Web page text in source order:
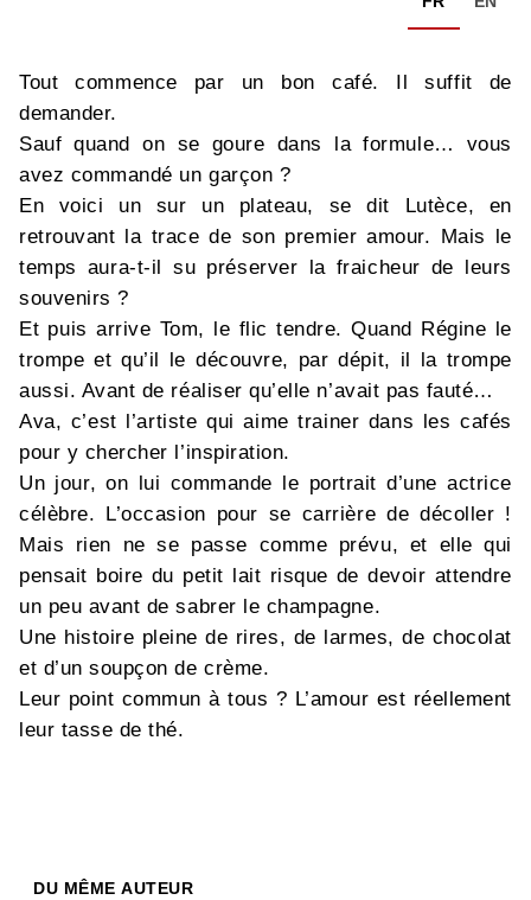
Tout commence par un bon café. Il suffit de
demander.
Sauf quand on se goure dans la formule… vous
avez commandé un garçon ?
En voici un sur un plateau, se dit Lutèce, en
retrouvant la trace de son premier amour. Mais le
temps aura-t-il su préserver la fraicheur de leurs
souvenirs ?
Et puis arrive Tom, le flic tendre. Quand Régine le
trompe et qu’il le découvre, par dépit, il la trompe
aussi. Avant de réaliser qu’elle n’avait pas fauté…
Ava, c’est l’artiste qui aime trainer dans les cafés
pour y chercher l’inspiration.
Un jour, on lui commande le portrait d’une actrice
célèbre. L’occasion pour se carrière de décoller !
Mais rien ne se passe comme prévu, et elle qui
pensait boire du petit lait risque de devoir attendre
un peu avant de sabrer le champagne.
Une histoire pleine de rires, de larmes, de chocolat
et d’un soupçon de crème.
Leur point commun à tous ? L’amour est réellement
leur tasse de thé.
DU MÊME AUTEUR